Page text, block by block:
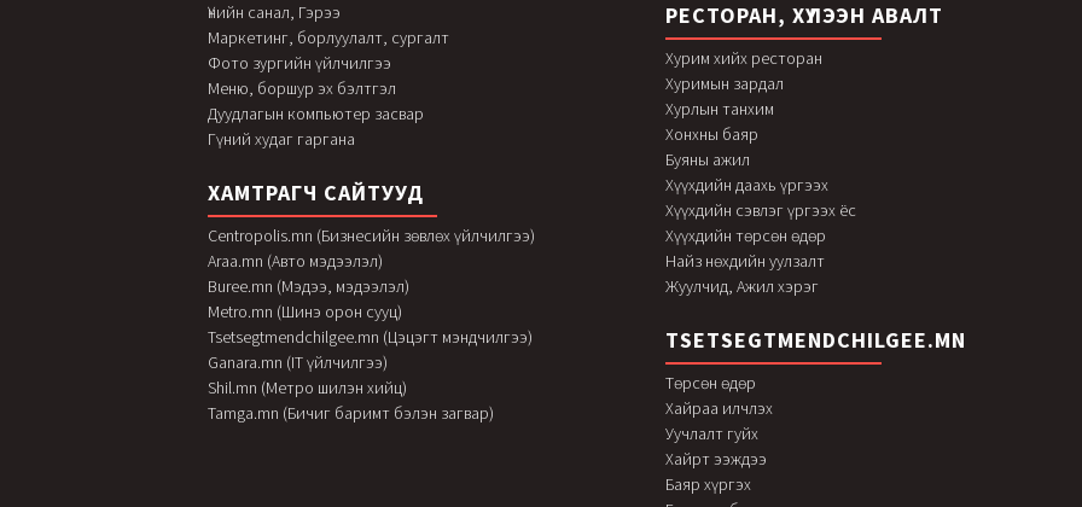
Үнийн санал, Гэрээ
Маркетинг, борлуулалт, сургалт
Фото зургийн үйлчилгээ
Меню, боршур эх бэлтгэл
Дуудлагын компьютер засвар
Гүний худаг гаргана
ХАМТРАГЧ САЙТУУД
Centropolis.mn (Бизнесийн зөвлөх үйлчилгээ)
Araa.mn (Авто мэдээлэл)
Buree.mn (Мэдээ, мэдээлэл)
Metro.mn (Шинэ орон сууц)
Tsetsegtmendchilgee.mn (Цэцэгт мэндчилгээ)
Ganara.mn (IT үйлчилгээ)
Shil.mn (Метро шилэн хийц)
Tamga.mn (Бичиг баримт бэлэн загвар)
РЕСТОРАН, ХҮЛЭЭН АВАЛТ
Хурим хийх ресторан
Хуримын зардал
Хурлын танхим
Хонхны баяр
Буяны ажил
Хүүхдийн даахь үргээх
Хүүхдийн сэвлэг үргээх ёс
Хүүхдийн төрсөн өдөр
Найз нөхдийн уулзалт
Жуулчид, Ажил хэрэг
TSETSEGTMENDCHILGEE.MN
Төрсөн өдөр
Хайраа илчлэх
Уучлалт гуйх
Хайрт ээждээ
Баяр хүргэх